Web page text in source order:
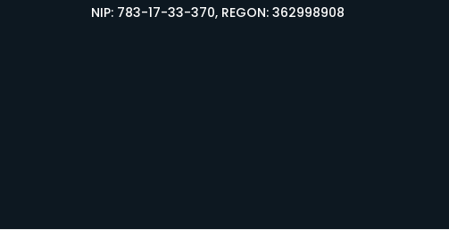
NIP: 783-17-33-370, REGON: 362998908